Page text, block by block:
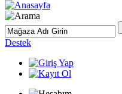
Destek